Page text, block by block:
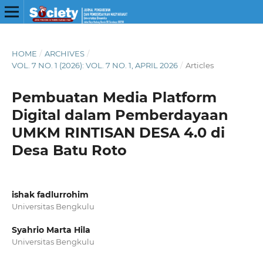
HOME / ARCHIVES /
VOL. 7 NO. 1 (2026): VOL. 7 NO. 1, APRIL 2026 / Articles
Pembuatan Media Platform
Digital dalam Pemberdayaan
UMKM RINTISAN DESA 4.0 di
Desa Batu Roto
ishak fadlurrohim
Universitas Bengkulu
Syahrio Marta Hila
Universitas Bengkulu